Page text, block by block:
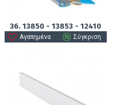
36. 13850 - 13853 - 12410
Αγαπημένα Σύγκριση